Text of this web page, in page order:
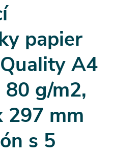
papier
A4
g/m2,
297 mm
s 5